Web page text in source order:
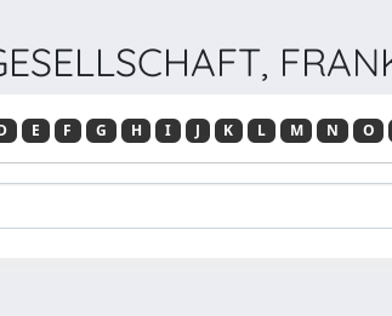
E F G H I J K L M N O